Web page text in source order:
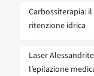
Carbossiterapia:
ritenzione idrica
Laser
l’epilazione